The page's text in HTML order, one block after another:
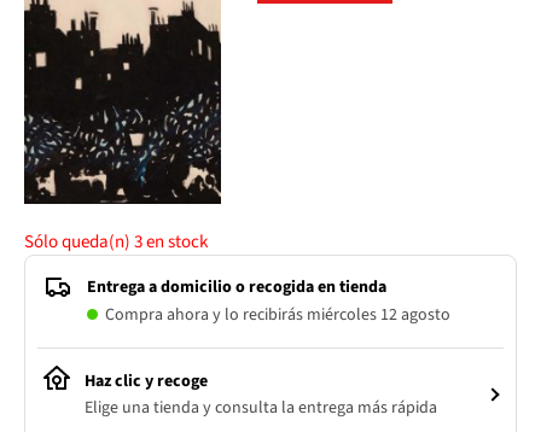
Sólo queda(n)3en stock
Entrega a domicilio o recogida en tienda
Compra ahora y lo recibirás miércoles 12 agosto
Haz clic y recoge
Elige una tienda y consulta la entrega más rápida